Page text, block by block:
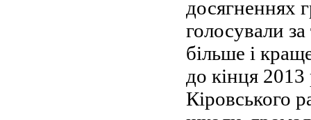
досягненнях
голосували
більше і
до кінця
Кіровського